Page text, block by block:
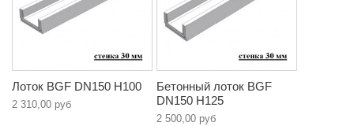
Лоток BGF DN150 H100
2 310,00 руб
Бетонный лоток BGF
DN150 H125
2 500,00 руб